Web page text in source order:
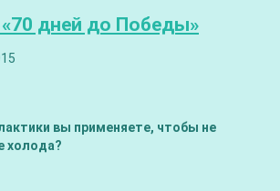
дней до Победы»
вы применяете, чтобы не
холода?